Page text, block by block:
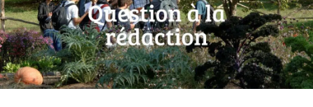
Autonomie, bricolage
Santé, bien-être
Médecine douce
Soutenez Les 4 Saisons
Kits de jardinage
Outils de jardin
Accessoires de jardin
Venir en groupe
Scolaires
Séminaires, entreprises, associations, collectivités…
Calendrier lunaire
Potager
Manifeste pour la planète
Champs d’action – le podcast